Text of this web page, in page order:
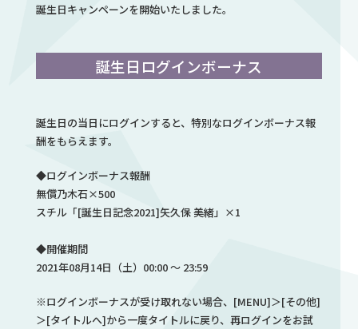
誕生日キャンペーンを開始いたしました。
誕生日ログインボーナス
誕生日の当日にログインすると、特別なログインボーナス報
酬をもらえます。
◆ログインボーナス報酬
無償乃木石×500
スチル「[誕生日記念2021]矢久保 美緒」×1
◆開催期間
2021年08月14日（土）00:00 ～ 23:59
※ログインボーナスが受け取れない場合、[MENU]＞[その他]
＞[タイトルへ]から一度タイトルに戻り、再ログインをお試